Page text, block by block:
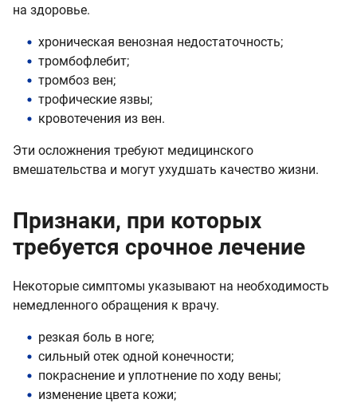
на здоровье.
хроническая венозная недостаточность;
тромбофлебит;
тромбоз вен;
трофические язвы;
кровотечения из вен.
Эти осложнения требуют медицинского
вмешательства и могут ухудшать качество жизни.
Признаки, при которых
требуется срочное лечение
Некоторые симптомы указывают на необходимость
немедленного обращения к врачу.
резкая боль в ноге;
сильный отек одной конечности;
покраснение и уплотнение по ходу вены;
изменение цвета кожи;